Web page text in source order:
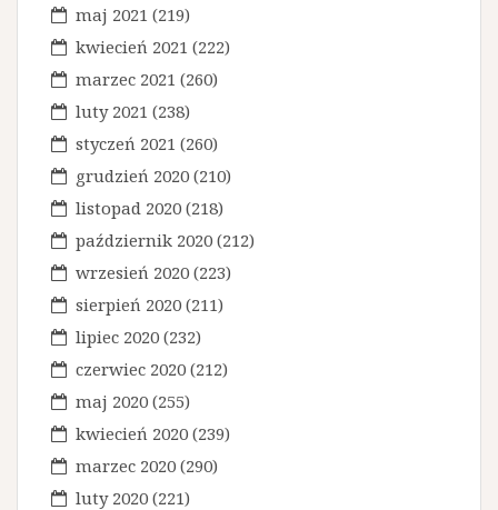
maj 2021 (219)
kwiecień 2021 (222)
marzec 2021 (260)
luty 2021 (238)
styczeń 2021 (260)
grudzień 2020 (210)
listopad 2020 (218)
październik 2020 (212)
wrzesień 2020 (223)
sierpień 2020 (211)
lipiec 2020 (232)
czerwiec 2020 (212)
maj 2020 (255)
kwiecień 2020 (239)
marzec 2020 (290)
luty 2020 (221)